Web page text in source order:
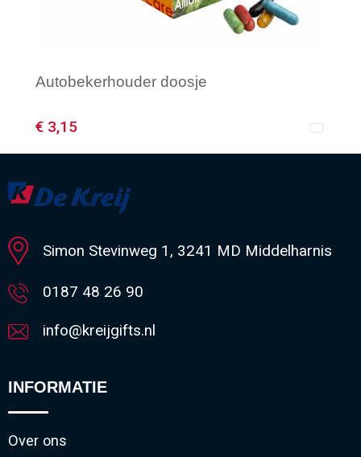
Autobekerhouder doosje
€ 3,15
Minimale afname: 96
Simon Stevinweg 1, 3241 MD Middelharnis
0187 48 26 90
info@kreijgifts.nl
INFORMATIE
Over ons